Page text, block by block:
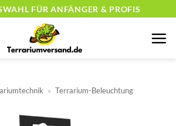
FÜR ANFÄNGER & PROFIS
» Terrarium-Beleuchtung